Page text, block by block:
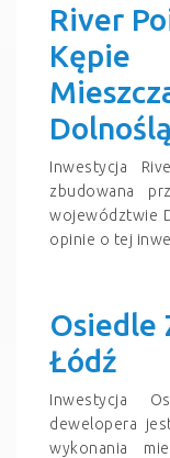
River
Kępie
Inwestycja
zbudowana
województwie
opinie o tej
Osiedle
Łódź
Inwestycja
dewelopera
wykonania